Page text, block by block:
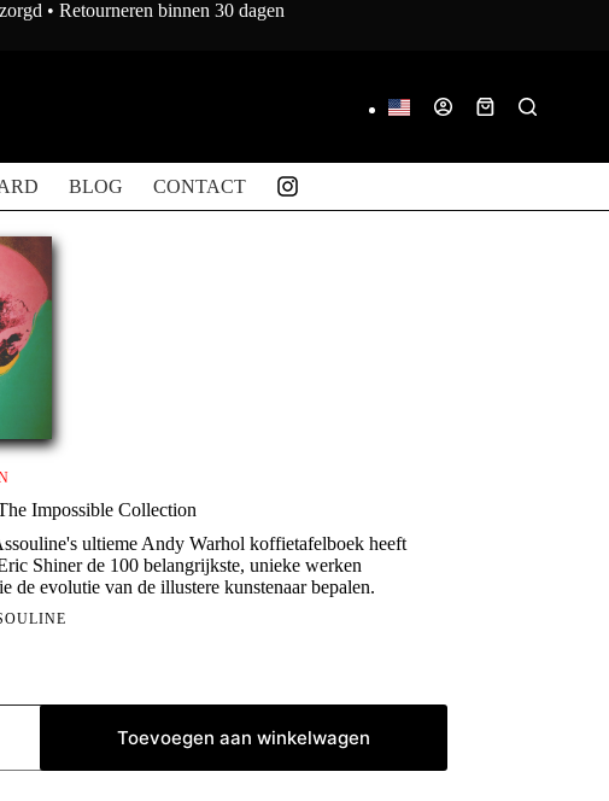
• Retourneren binnen 30 dagen
Winkelwagen
BLOG CONTACT
Impossible Collection
ultieme Andy Warhol koffietafelboek heeft
Shiner de 100 belangrijkste, unieke werken
de evolutie van de illustere kunstenaar bepalen.
Toevoegen aan winkelwagen